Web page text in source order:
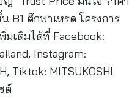
B1 ตึกพาเหรด โครงการ
มเติมได้ที่ Facebook:
Instagram:
Tiktok: MITSUKOSHI
ต์